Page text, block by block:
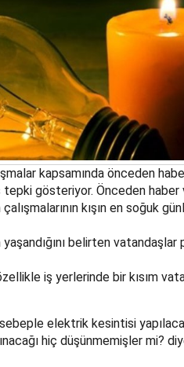
kapsamında önceden
gösteriyor. Önceden haber
kışın en soğuk
belirten vatandaşlar
iş yerlerinde bir kısım
sebeple elektrik kesintisi
hiç düşünmemişler mi?